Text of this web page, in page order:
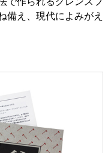
備え、現代によみがえ